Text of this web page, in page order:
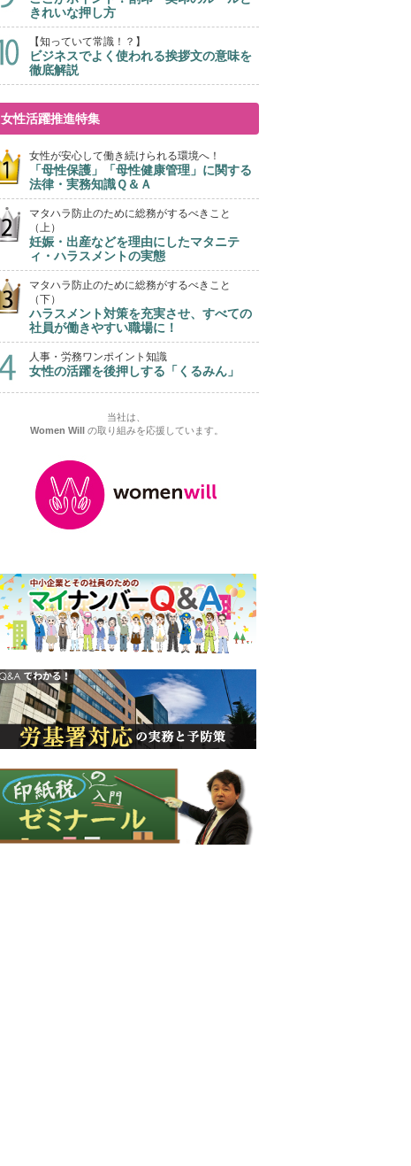
きれいな押し方
【知っていて常識！？】
ビジネスでよく使われる挨拶文の意味を
徹底解説
女性活躍推進特集
女性が安心して働き続けられる環境へ！
「母性保護」「母性健康管理」に関する
法律・実務知識Ｑ＆Ａ
マタハラ防止のために総務がするべきこと
（上）
妊娠・出産などを理由にしたマタニテ
ィ・ハラスメントの実態
マタハラ防止のために総務がするべきこと
（下）
ハラスメント対策を充実させ、すべての
社員が働きやすい職場に！
人事・労務ワンポイント知識
女性の活躍を後押しする「くるみん」
当社は、
Women Willの取り組みを応援しています。